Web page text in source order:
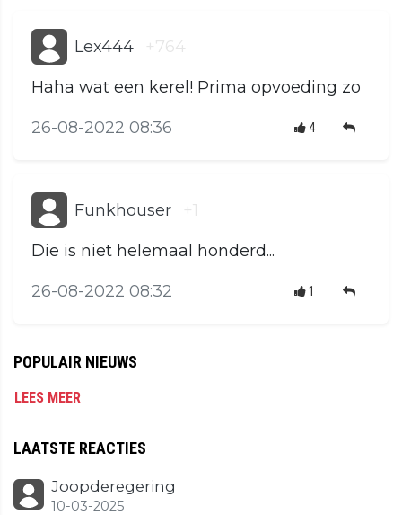
Lex444 +764
Haha wat een kerel! Prima opvoeding zo
26-08-2022 08:36 4
Funkhouser +1
Die is niet helemaal honderd...
26-08-2022 08:32 1
POPULAIR NIEUWS
LEES MEER
LAATSTE REACTIES
Joopderegering
10-03-2025